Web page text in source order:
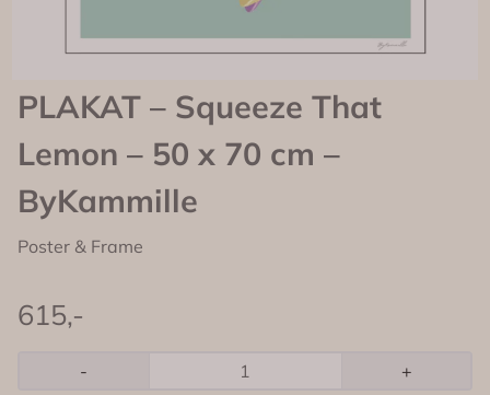
PLAKAT – Squeeze That
Lemon – 50 x 70 cm –
ByKammille
Poster & Frame
615,-
- +